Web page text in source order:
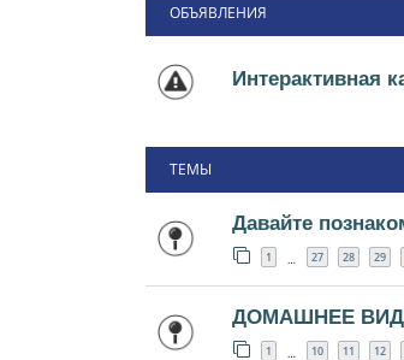
ОБЪЯВЛЕНИЯ
Интерактивная
ТЕМЫ
Давайте
1 27 28 29
ДОМАШНЕЕ
1 10 11 12